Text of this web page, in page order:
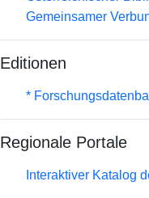
Gemeinsamer
Editionen
*
Regionale Portale
Interaktiver Katalog